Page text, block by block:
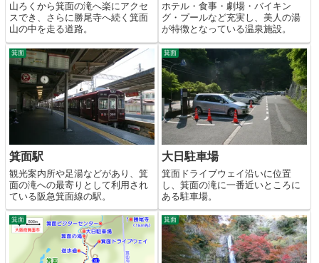
山ろくから箕面の滝へ楽にアクセ
スでき、さらに勝尾寺へ続く箕面
山の中を走る道路。
ホテル・食事・劇場・バイキン
グ・プールなど充実し、美人の湯
が特徴となっている温泉施設。
箕面
箕面駅
観光案内所や足湯などがあり、箕
面の滝への最寄りとして利用され
ている阪急箕面線の駅。
箕面
大日駐車場
箕面ドライブウェイ沿いに位置
し、箕面の滝に一番近いところに
ある駐車場。
箕面 箕面